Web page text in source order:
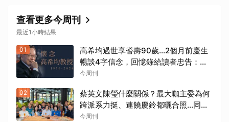
查看更多今周刊
最近1小時結果
01
高希均過世享耆壽90歲…2個月前慶生
暢談4字信念，回憶錄給讀者忠告：自
求多福、一切靠自己爭氣
今周刊
02
蔡英文陳瑩什麼關係？最大咖主委為何
跨派系力挺、連饒慶鈴都曬合照...同場
背後藏政壇合作內幕？
今周刊